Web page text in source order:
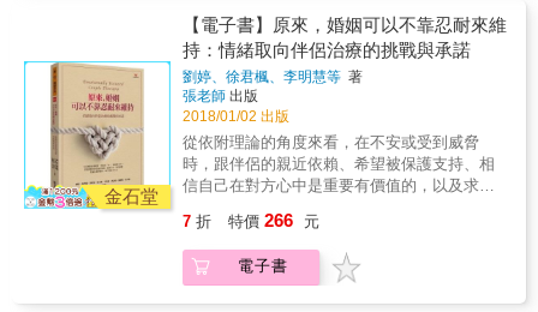
心深處，不管經過美化的自己再怎麼令人嚮
往，還是會渴望這個真實的、不完美的自己能
夠被接納，感覺到自己確實被對方接納的時
刻，會突然領悟到那就是婚姻的幸福，不管是
短暫或恆常。
師在這本談論母女關係的書裡，探討20種讓女
兒煎熬、痛苦的母親類型。與一般談論此類型
的書不同，除了女兒的困境，黃心理師更細膩
分析母親在成長環境中所受的種種貧乏與創
傷。母親不是不愛女兒，但她可能是沒有能
力；母親也不是不回應女兒，但她可能身上滿
是傷&hellip;&hellip; 而當女兒覺察母親所帶來
的桎梏與傷害，除了理解母親當年的困境，並
在相處上，立下情緒界限外，女兒也需先放下
罪惡感，例如「媽媽養我很辛苦，我不是應該
多體諒她？」「媽媽是因為愛我才這麼做，我
怎麼可以生她的氣呢？」等，而更重要的是，
慢慢找尋自我，讓「自我的碎片」回家，讓困
在痛苦裡的「每一個妳」都能被擁抱
&hellip;&hellip;」──懦弱型的母親 「媽媽，我
過得好，是不是會傷害到妳？」──嫉妒型的母
親 「媽媽說她都是為了我好，可是我一吃東西
就狂吐。」──控制型的母親 「我在每個愛我的
人身上，尋找媽媽的味道&hellip;&hellip;」──
缺席型的母親 「最應該保護我的人，卻看著我
被爸爸性侵&hellip;&hellip;」──旁觀型的母親
「小時候我字寫不好，媽媽就說我是雜種、蠢
手。」──殘忍型的母親&hellip;&hellip; 20個真
實案例，每一篇都令人唏噓，甚至噙滿淚水。
女兒即使脫離母體，卻往往有條無形的「心理
臍帶」，連結母親與女兒，讓彼此成為聯繫很
雅、實用，在正確使用及保養下能發揮其優越
性能，如由於製造上之原因所發生故障，請退
回婆家保養維修，此保證只限於正常使用下有
效，一切人為損壞或不當使用不在保證範圍
內。 產品保證卡，須由法院與經銷商填寫購買
日期與蓋章之後，始得生效。 產品自購買七天
內發現產品瑕疵，請至原購買門市進行新品退
貨，經婆家檢測後確定故障方可退貨，若為人
為因素則不在此保固條款中。 憑保證卡自購買
日起一年內免費服務，服務時請出示有效保證
或原購經銷商。 二.在下列狀況下, 雖在有效保
證期內將不提供產品保固服務： 1因天災、地
震，鼠害，雷擊等因素所造成之損壞。 2使用
金石堂
【電子書】原來，婚姻可以不靠忍耐來維
持：情緒取向伴侶治療的挑戰與承諾
劉婷、徐君楓、李明慧等 著
張老師 出版
2018/01/02 出版
從依附理論的角度來看，在不安或受到威脅
時，跟伴侶的親近依賴、希望被保護支持、相
信自己在對方心中是重要有價值的，以及求助
能。 當伴侶未能及時回應、滿足對方的依附期
待，長此以往，累積的不滿、失望甚至怨懟，
會讓兩人卡在惡性循環中無法跳脫，此時僅只
7 折 特價 266 元
電子書